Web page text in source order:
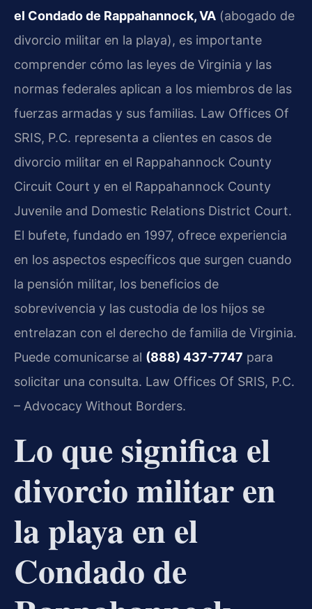
el Condado de Rappahannock, VA (abogado de
divorcio militar en la playa), es importante
comprender cómo las leyes de Virginia y las
normas federales aplican a los miembros de las
fuerzas armadas y sus familias. Law Offices Of
SRIS, P.C. representa a clientes en casos de
divorcio militar en el Rappahannock County
Circuit Court y en el Rappahannock County
Juvenile and Domestic Relations District Court.
El bufete, fundado en 1997, ofrece experiencia
en los aspectos específicos que surgen cuando
la pensión militar, los beneficios de
sobrevivencia y las custodia de los hijos se
entrelazan con el derecho de familia de Virginia.
Puede comunicarse al (888) 437-7747 para
solicitar una consulta. Law Offices Of SRIS, P.C.
– Advocacy Without Borders.
Lo que significa el
divorcio militar en
la playa en el
Condado de